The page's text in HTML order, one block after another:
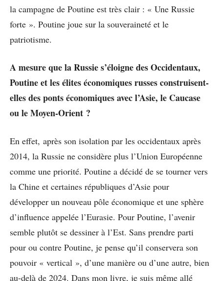
la campagne de Poutine est très clair : « Une Russie
forte ». Poutine joue sur la souveraineté et le
patriotisme.
A mesure que la Russie s’éloigne des Occidentaux,
Poutine et les élites économiques russes construisent-
elles des ponts économiques avec l’Asie, le Caucase
ou le Moyen-Orient ?
En effet, après son isolation par les occidentaux après
2014, la Russie ne considère plus l’Union Européenne
comme une priorité. Poutine a décidé de se tourner vers
la Chine et certaines républiques d’Asie pour
développer un nouveau pôle économique et une sphère
d’influence appelée l’Eurasie. Pour Poutine, l’avenir
semble plutôt se dessiner à l’Est. Sans prendre parti
pour ou contre Poutine, je pense qu’il conservera son
pouvoir « vertical », d’une manière ou d’une autre, bien
au-delà de 2024. Dans mon livre, je suis même allé